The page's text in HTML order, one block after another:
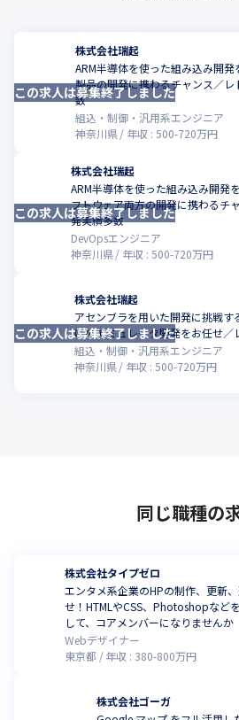
株式会社瑞起
ARM半導体を使った組み込み開
製品の開発に携わるチャンス／
数
組込・制御・汎用系エンジニア
神奈川県
年収 : 500-720万円
この求人は募集終了しました
株式会社瑞起
ARM半導体を使った組み込み開発
フトウェア両方の開発に携わるチ
発実績多数
DevOpsエンジニア
神奈川県
年収 : 500-720万円
この求人は募集終了しました
株式会社瑞起
アセンブラを用いた開発に挑戦
けのエミュレータ開発をお任せ
組込・制御・汎用系エンジニア
神奈川県
年収 : 500-720万円
この求人は募集終了しました
同じ職種の
株式会社タイプゼロ
エンタメ系企業のHPの制作、更新
せ！HTMLやCSS、Photoshopなど
して、コアメンバーになりませんか
Webデザイナー
東京都
年収 : 380-800万円
株式会社ゴーガ